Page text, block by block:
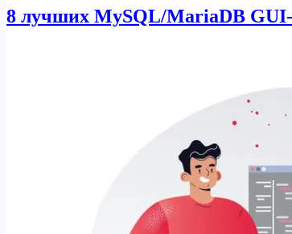
8 лучших MySQL/MariaDB